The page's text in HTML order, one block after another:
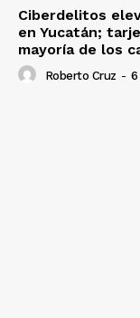
Ciberdelitos
en Yucatán;
mayoría de los
Roberto Cruz - 6